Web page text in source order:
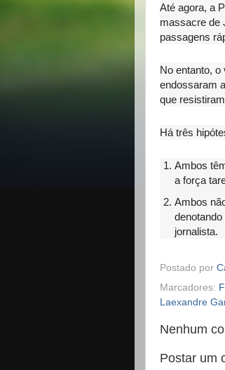
Até agora, a
massacre de
passagens
No entanto,
endossaram
que
Há três
Ambos
a força
Ambos
jornalista.
Postado por
Marcadores:
Laexandre
Nenhum
Postar um